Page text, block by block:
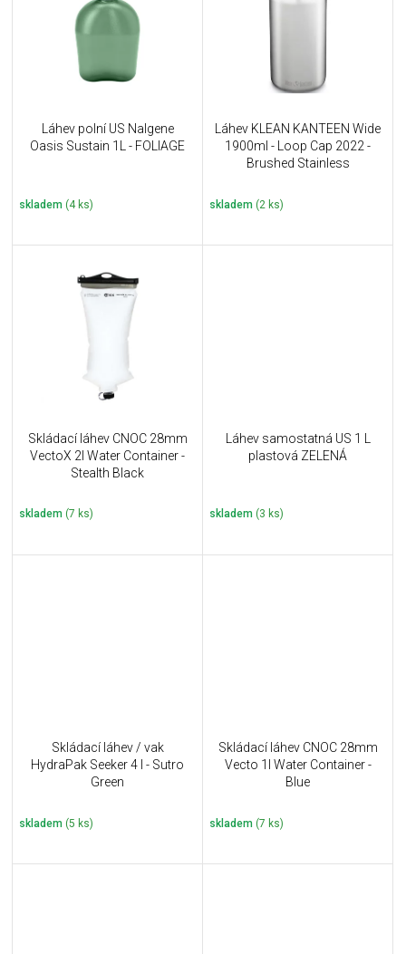
Láhev polní US Nalgene
Oasis Sustain 1L - FOLIAGE
skladem (4 ks)
Láhev KLEAN KANTEEN Wide
1900ml - Loop Cap 2022 -
Brushed Stainless
skladem (2 ks)
Skládací láhev CNOC 28mm
VectoX 2l Water Container -
Stealth Black
skladem (7 ks)
Láhev samostatná US 1 L
plastová ZELENÁ
skladem (3 ks)
Skládací láhev / vak
HydraPak Seeker 4 l - Sutro
Green
skladem (5 ks)
Skládací láhev CNOC 28mm
Vecto 1l Water Container -
Blue
skladem (7 ks)